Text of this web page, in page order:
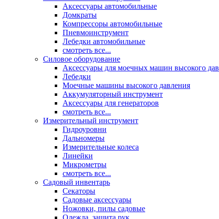
Аксессуары автомобильные
Домкраты
Компрессоры автомобильные
Пневмоинструмент
Лебедки автомобильные
смотреть все...
Силовое оборудование
Аксессуары для моечных машин высокого
Лебедки
Моечные машины высокого давления
Аккумуляторный инструмент
Аксессуары для генераторов
смотреть все...
Измерительный инструмент
Гидроуровни
Дальномеры
Измерительные колеса
Линейки
Микрометры
смотреть все...
Садовый инвентарь
Секаторы
Садовые аксессуары
Ножовки, пилы садовые
Одежда, защита рук